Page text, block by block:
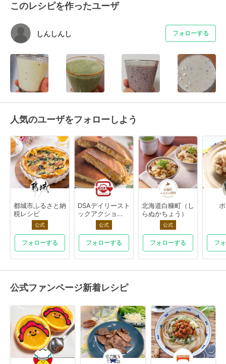
このレシピを作ったユーザ
しんしんし フォローする
人気のユーザをフォローしよう
都城市ふるさと納
税レシピ
公式
フォローする
DSAデイリースト
ックアクショ...
公式
フォローする
北海道白糠町（し
らぬかちょう）
公式
フォローする フ
公式ファンページ新着レシピ